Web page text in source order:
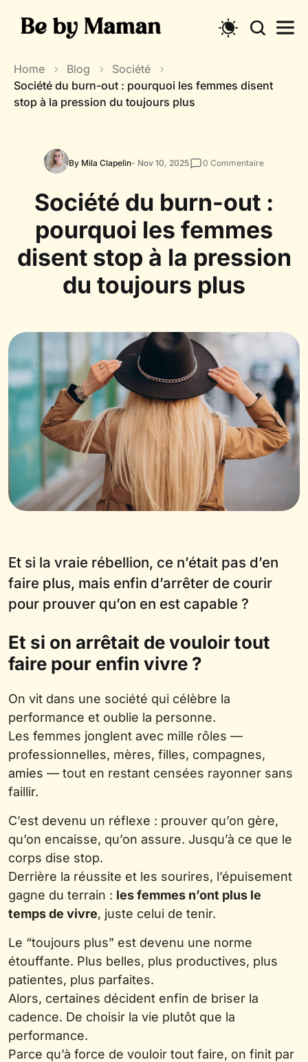
Home Blog
Société
Société du burn-out : pourquoi les femmes disent
stop à la pression du toujours plus
By Mila Clapelin- Nov 10, 2025 0 Commentaire
Société du burn-out :
pourquoi les femmes
disent stop à la pression
du toujours plus
Et si la vraie rébellion, ce n’était pas d’en
faire plus, mais enfin d’arrêter de courir
pour prouver qu’on en est capable ?
Et si on arrêtait de vouloir tout
faire pour enfin vivre ?
On vit dans une société qui célèbre la
performance et oublie la personne.
Les femmes jonglent avec mille rôles —
professionnelles, mères, filles, compagnes,
amies — tout en restant censées rayonner sans
faillir.
C’est devenu un réflexe : prouver qu’on gère,
qu’on encaisse, qu’on assure. Jusqu’à ce que le
corps dise stop.
Derrière la réussite et les sourires, l’épuisement
gagne du terrain : les femmes n’ont plus le
temps de vivre, juste celui de tenir.
Le “toujours plus” est devenu une norme
étouffante. Plus belles, plus productives, plus
patientes, plus parfaites.
Alors, certaines décident enfin de briser la
cadence. De choisir la vie plutôt que la
performance.
Parce qu’à force de vouloir tout faire, on finit par